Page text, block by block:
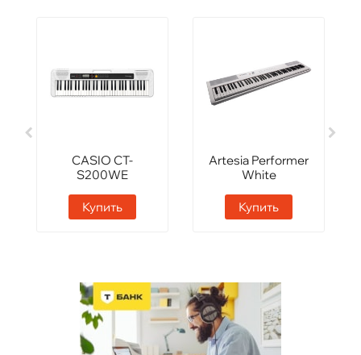
CASIO CT-
S200WE
Купить
Artesia Performer
White
Купить